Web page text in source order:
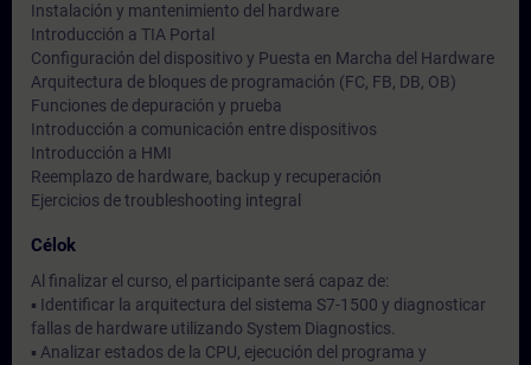
Instalación y mantenimiento del hardware
Introducción a TIA Portal
Configuración del dispositivo y Puesta en Marcha del Hardware
Arquitectura de bloques de programación (FC, FB, DB, OB)
Funciones de depuración y prueba
Introducción a comunicación entre dispositivos
Introducción a HMI
Reemplazo de hardware, backup y recuperación
Ejercicios de troubleshooting integral
Célok
Al finalizar el curso, el participante será capaz de:
▪ Identificar la arquitectura del sistema S7-1500 y diagnosticar
fallas de hardware utilizando System Diagnostics.
▪ Analizar estados de la CPU, ejecución del programa y